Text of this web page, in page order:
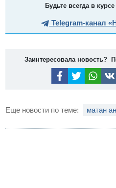
Будьте всегда в
Telegram-канал
Заинтересовала новость?
Еще новости по теме: матан